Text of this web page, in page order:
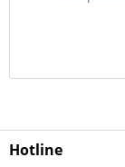
Hotline